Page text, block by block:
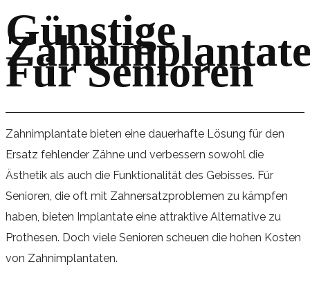
Günstige
Für Senioren
Zahnimplantate bieten eine dauerhafte Lösung für den
Ersatz fehlender Zähne und verbessern sowohl die
Ästhetik als auch die Funktionalität des Gebisses. Für
Senioren, die oft mit Zahnersatzproblemen zu kämpfen
haben, bieten Implantate eine attraktive Alternative zu
Prothesen. Doch viele Senioren scheuen die hohen Kosten
von Zahnimplantaten.